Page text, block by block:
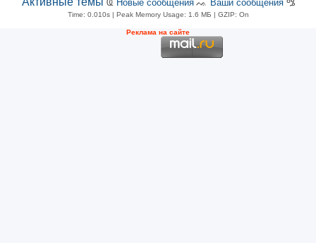
Ҩ Новые сообщения ᨕ Ваши сообщенияᎂ
Time: 0.010s| Peak Memory Usage: 1.6 МБ | GZIP: On
Рeклама на сaйте